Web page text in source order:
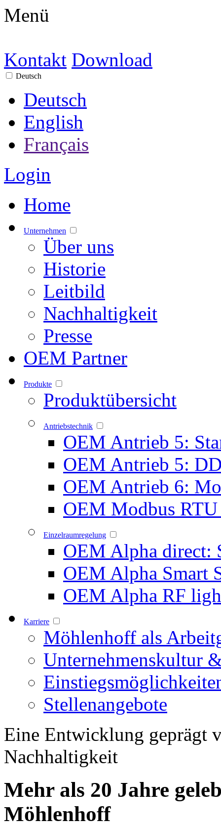
Menü
Kontakt Download
Deutsch
Deutsch
English
Français
Login
Home
Unternehmen
Über uns
Historie
Leitbild
Nachhaltigkeit
Presse
OEM Partner
Produkte
Produktübersicht
Antriebstechnik
OEM Antrieb 5:
OEM Antrieb 5:
OEM Antrieb 6:
OEM Modbus
Einzelraumregelung
OEM Alpha direct:
OEM Alpha Smart
OEM Alpha RF
Karriere
Möhlenhoff als
Unternehmenskultur
Stellenangebote
Eine Entwicklung geprägt
Nachhaltigkeit
Mehr als 20 Jahre
Möhlenhoff